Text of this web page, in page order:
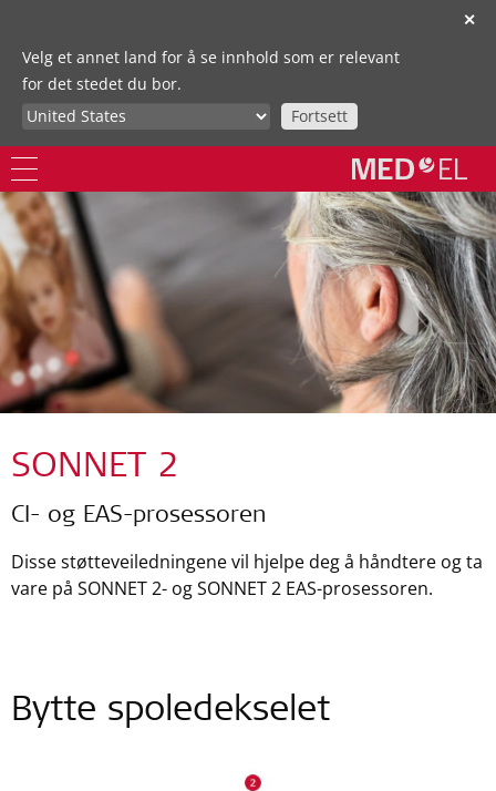
✕
Velg et annet land for å se innhold som er relevant
for det stedet du bor.
Fortsett
SONNET 2
CI- og EAS-prosessoren
Disse støtteveiledningene vil hjelpe deg å håndtere og ta
vare på SONNET 2- og SONNET 2 EAS-prosessoren.
Bytte spoledekselet